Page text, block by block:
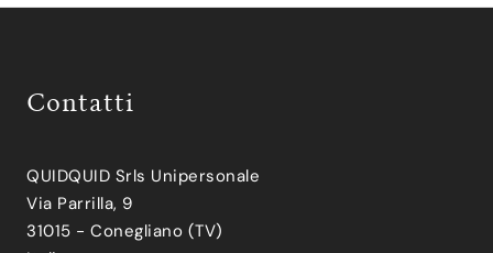
Contatti
QUIDQUID Srls Unipersonale
Via Parrilla, 9
31015 - Conegliano (TV)